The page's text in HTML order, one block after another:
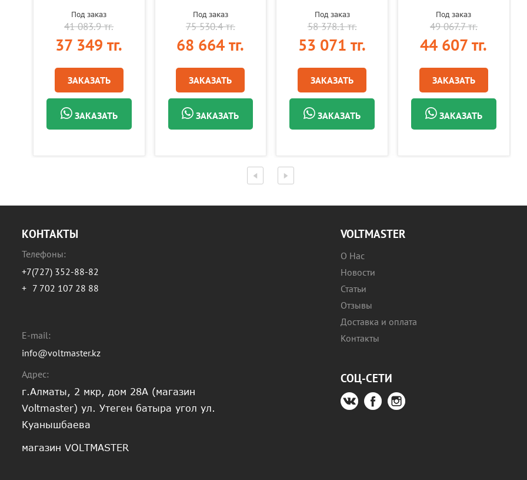
Под заказ
41 083.9 тг.
37 349 тг.
ЗАКАЗАТЬ
ЗАКАЗАТЬ
Под заказ
75 530.4 тг.
68 664 тг.
ЗАКАЗАТЬ
ЗАКАЗАТЬ
Под заказ
58 378.1 тг.
53 071 тг.
ЗАКАЗАТЬ
ЗАКАЗАТЬ
Под заказ
49 067.7 тг.
44 607 тг.
ЗАКАЗАТЬ
ЗАКАЗАТЬ
КОНТАКТЫ
Телефоны:
+7(727) 352-88-82
+ 7 702 107 28 88
E-mail:
info@voltmaster.kz
Адрес:
г.Алматы, 2 мкр, дом 28А (магазин
Voltmaster) ул. Утеген батыра угол ул.
Куанышбаева
магазин VOLTMASTER
VOLTMASTER
О Нас
Новости
Статьи
Отзывы
Доставка и оплата
Контакты
СОЦ-СЕТИ